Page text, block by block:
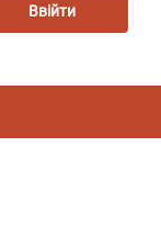
Ввійти